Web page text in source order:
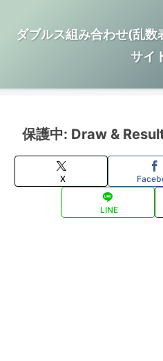
ダブルス組み合わせ(乱
サイ
保護中: Draw &
X
LINE